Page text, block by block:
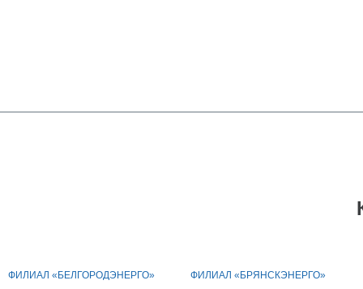
ФИЛИАЛ «БЕЛГОРОДЭНЕРГО» ФИЛИАЛ «БРЯНСКЭНЕРГО»